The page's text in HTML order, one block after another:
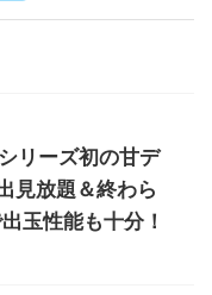
リーズ初の甘デ
見放題＆終わら
玉性能も十分！